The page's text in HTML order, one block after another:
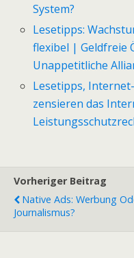
System?
Lesetipps:
flexibel | Geldfreie
Unappetitliche
Lesetipps,
zensieren das
Vorheriger Beitrag
Native Ads: Werbung
Journalismus?